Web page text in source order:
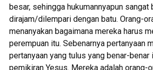
besar, sehingga hukumannyapun sangat
dirajam/dilempari dengan batu. Orang-
menanyakan bagaimana mereka harus
perempuan itu. Sebenarnya pertanyaan
pertanyaan yang tulus yang benar-benar
pemikiran Yesus. Mereka adalah orang-